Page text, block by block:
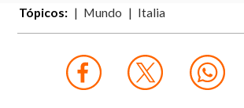
Tópicos: Mundo Italia